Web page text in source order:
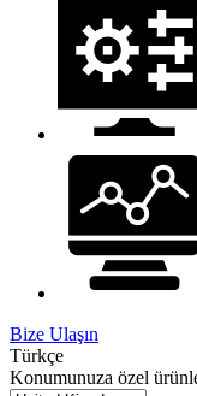
Bize Ulaşın
Türkçe
Konumunuza özel